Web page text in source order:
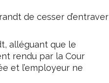
de cesser d’entraver
alléguant que le
rendu par la Cour
et l’employeur ne